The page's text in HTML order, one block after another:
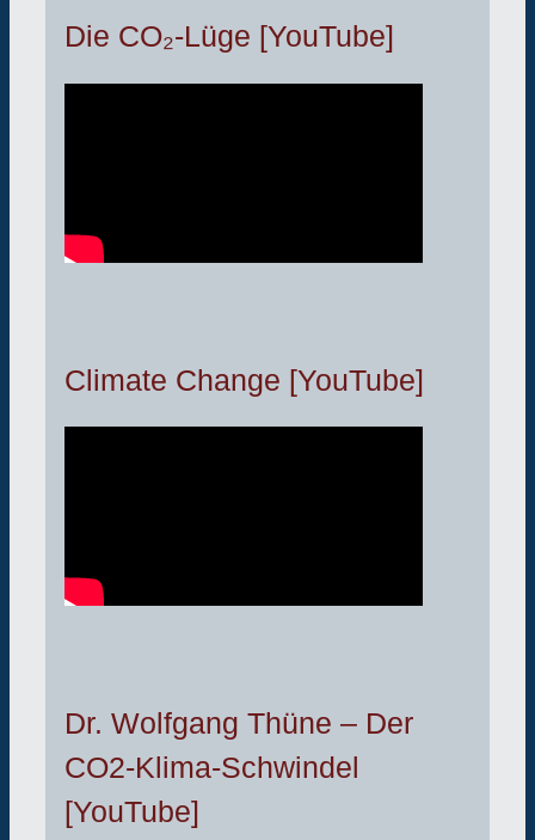
Die CO₂-Lüge [YouTube]
Climate Change [YouTube]
Dr. Wolfgang Thüne – Der
CO2-Klima-Schwindel
[YouTube]